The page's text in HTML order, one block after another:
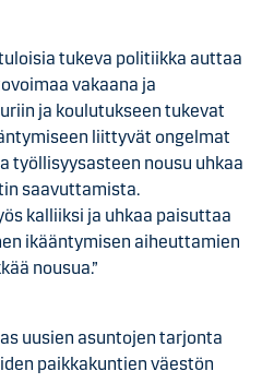
tukeva politiikka auttaa
vakaana ja
ja koulutukseen tukevat
liittyvät ongelmat
työllisyysasteen nousu uhkaa
saavuttamista.
kalliiksi ja uhkaa paisuttaa
ikääntymisen aiheuttamien
nousua.”
uusien asuntojen tarjonta
paikkakuntien väestön